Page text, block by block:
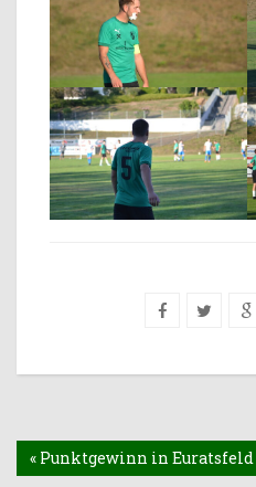
« Punktgewinn in Euratsfeld